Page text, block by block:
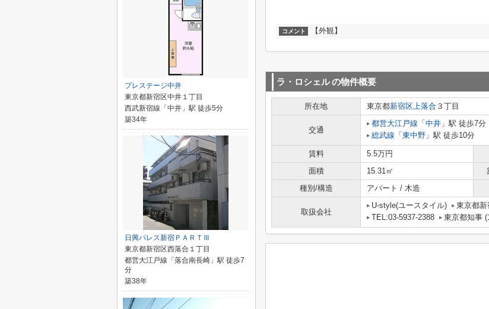
コメント 【外観】
ラ・ロシェルの物件概要
所在地 東京都新宿区上落合 ３丁目
交通
都営大江戸線 「 中井 」駅 徒歩7分
総武線 「 東中野 」駅 徒歩10分
賃料 5.5万円
面積
15.31㎡
種別/構造
アパート / 木造
取扱会社
U-style(ユースタイル)
東京都
TEL:03-5937-2388
東京都知事
プレステージ中井
東京都新宿区中井１丁目
西武新宿線「中井」駅 徒歩5分
築34年
日興パレス新宿ＰＡＲＴⅢ
東京都新宿区西落合１丁目
都営大江戸線「落合南長崎」駅 徒歩7
分
築38年